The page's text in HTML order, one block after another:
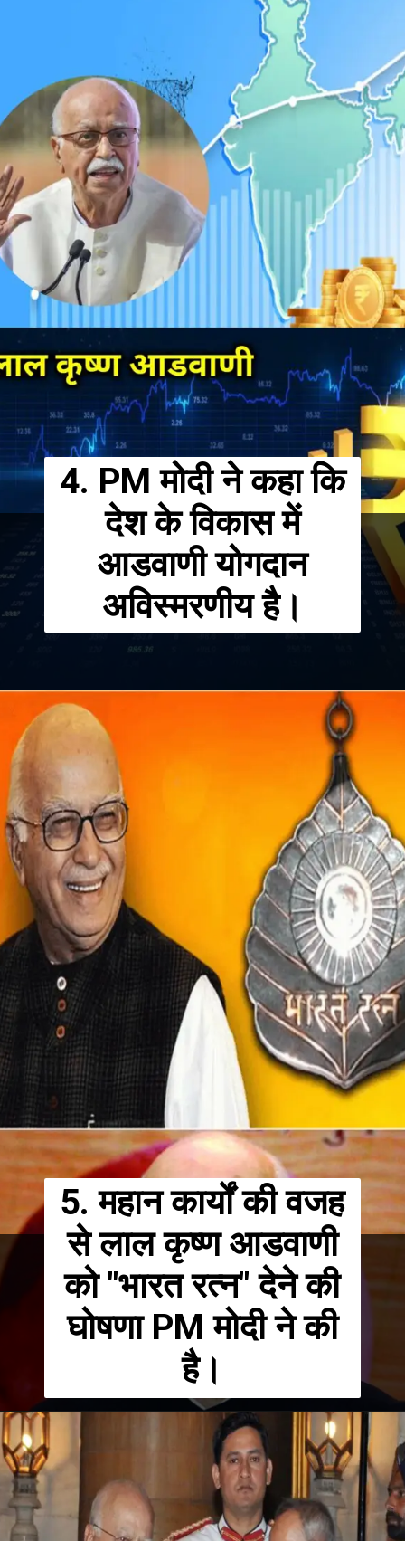
4. PM मोदी ने कहा कि
देश के विकास में
आडवाणी योगदान
अविस्मरणीय है।
5. महान कार्यों की वजह
से लाल कृष्ण आडवाणी
को "भारत रत्न" देने की
घोषणा PM मोदी ने की
है।